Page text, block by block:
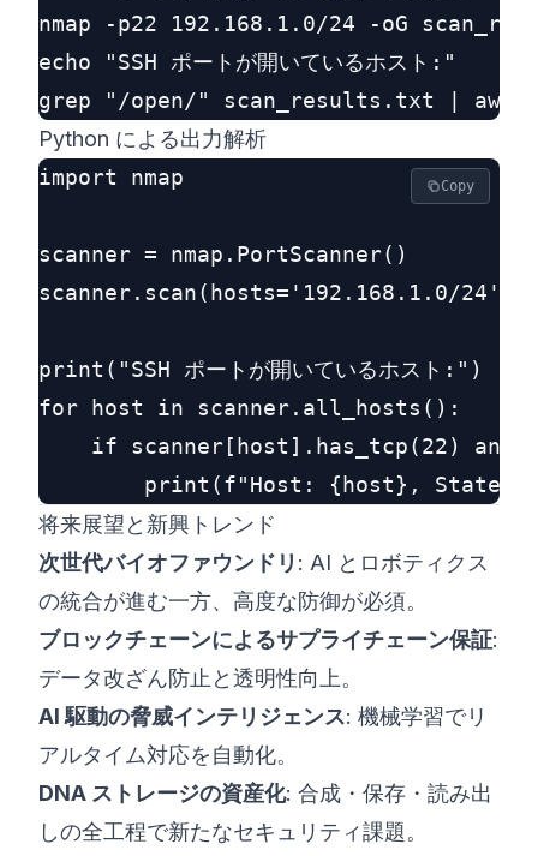
nmap -p22 192.168.1.0/24 -oG
echo "SSH ポートが開いているホスト:"
Python による出力解析
import nmap
scanner = nmap.PortScanner()
scanner.scan(hosts='192.168.1.0/24',
print("SSH ポートが開いているホスト:")
for host in scanner.all_hosts():
if scanner[host].has_tcp(22) and
Copy
将来展望と新興トレンド
次世代バイオファウンドリ : AI とロボティクス
の統合が進む一方、高度な防御が必須。
ブロックチェーンによるサプライチェーン保証:
データ改ざん防止と透明性向上。
AI 駆動の脅威インテリジェンス: 機械学習でリ
アルタイム対応を自動化。
DNA ストレージの資産化: 合成・保存・読み出
しの全工程で新たなセキュリティ課題。